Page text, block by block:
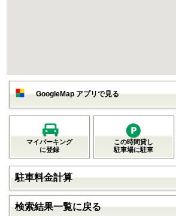
GoogleMap アプリで見る
マイパーキング
に登録
この時間貸し
駐車場に駐車
駐車料金計算
検索結果一覧に戻る